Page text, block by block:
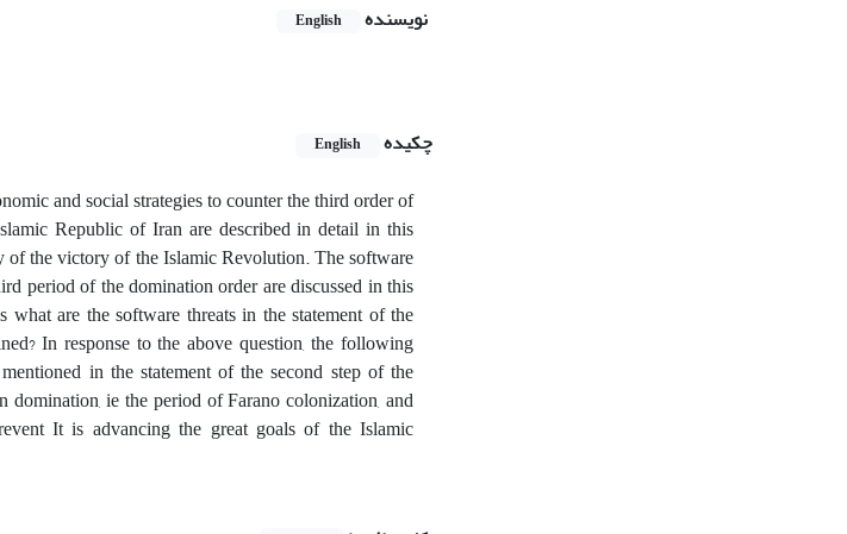
نویسنده English
چکیده
English
and social strategies to counter the third order of
Republic of Iran are described in detail in this
of the victory of the Islamic Revolution. The software
period of the domination order are discussed in this
are the software threats in the statement of the
In response to the above question, the following
in the statement of the second step of the
ie the period of Farano colonization, and
It is advancing the great goals of the Islamic